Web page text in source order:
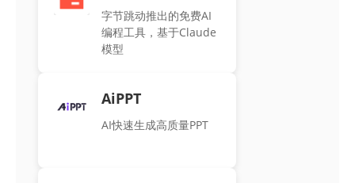
字节跳动推出的免费AI
编程工具，基于Claude
模型
AiPPT
AI快速生成高质量PPT